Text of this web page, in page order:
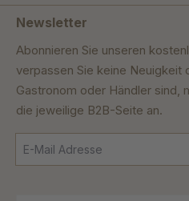
Newsletter
Abonnieren Sie unseren
verpassen Sie keine Neuigkeit
Gastronom oder Händler sind,
die jeweilige B2B-Seite an.